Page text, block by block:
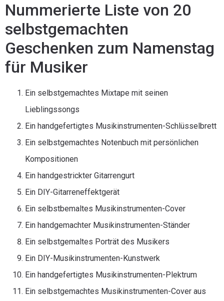
Nummerierte Liste von 20
selbstgemachten
Geschenken zum Namenstag
für Musiker
Ein selbstgemachtes Mixtape mit seinen
Lieblingssongs
Ein handgefertigtes Musikinstrumenten-Schlüsselbrett
Ein selbstgemachtes Notenbuch mit persönlichen
Kompositionen
Ein handgestrickter Gitarrengurt
Ein DIY-Gitarreneffektgerät
Ein selbstbemaltes Musikinstrumenten-Cover
Ein handgemachter Musikinstrumenten-Ständer
Ein selbstgemaltes Porträt des Musikers
Ein DIY-Musikinstrumenten-Kunstwerk
Ein handgefertigtes Musikinstrumenten-Plektrum
Ein selbstgemachtes Musikinstrumenten-Cover aus